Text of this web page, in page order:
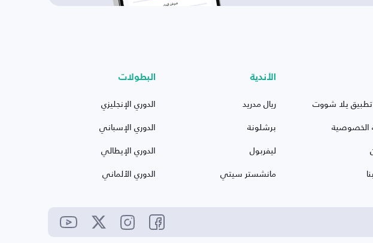
يلا شووت
الخصوصية
الأندية
ريال مدريد
برشلونة
ليفربول
مانشستر سيتي
البطولات
الدوري الإنجليزي
الدوري الإسباني
الدوري الإيطالي
الدوري الألماني